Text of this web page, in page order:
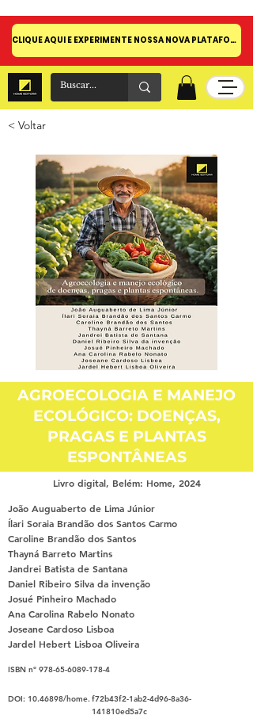
CLIQUE AQUI E EXPERIMENTE NOSSA NOVA PLATAFORMA!
< Voltar
AGROECOLOGIA E MANEJO
ECOLÓGICO: DOENÇAS,
PRAGAS E PLANTAS
ESPONTÂNEAS
Livro digital, Belém: Home, 2024
João Auguaberto de Lima Júnior
Ílari Soraia Brandão dos Santos Carmo
Caroline Brandão dos Santos
Thayná Barreto Martins
Jandrei Batista de Santana
Daniel Ribeiro Silva da invenção
Josué Pinheiro Machado
Ana Carolina Rabelo Nonato
Joseane Cardoso Lisboa
Jardel Hebert Lisboa Oliveira
ISBN nº 978-65-6089-178-4
DOI: 10.46898/home.f72b43f2-1ab2-4d96-8a36-
141810ed5a7c